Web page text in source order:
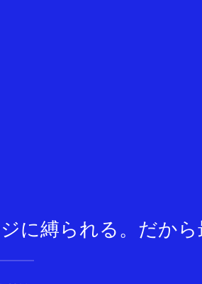
に縛られる。だから